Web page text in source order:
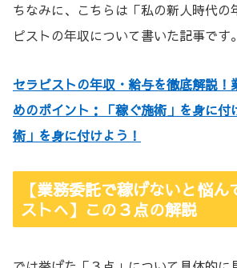
ちなみに、こちらは「私の新人時代の
ピストの年収について書いた記事です。
セラピストの年収・給与を徹底解説！
めのポイント：「稼ぐ施術」を身に付
術」を身に付けよう！
【業務委託で稼げないと悩
ストへ】この３点の解説